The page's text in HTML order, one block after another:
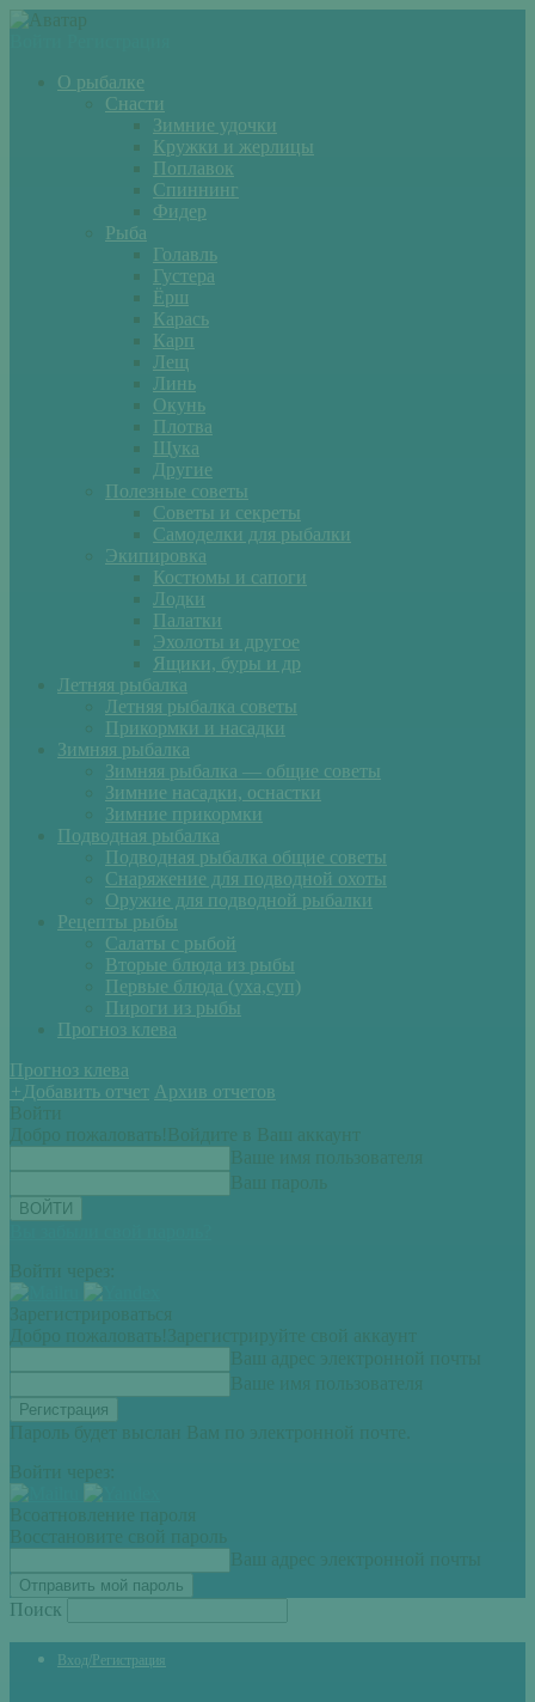
О рыбалке
Снасти
Зимние удочки
Кружки и жерлицы
Поплавок
Спиннинг
Фидер
Рыба
Голавль
Густера
Ёрш
Карась
Карп
Лещ
Линь
Окунь
Плотва
Щука
Другие
Полезные советы
Советы и секреты
Самоделки для рыбалки
Экипировка
Костюмы и сапоги
Лодки
Палатки
Эхолоты и другое
Ящики, буры и др
Летняя рыбалка
Летняя рыбалка советы
Прикормки и насадки
Зимняя рыбалка
Зимняя рыбалка — общие советы
Зимние насадки, оснастки
Зимние прикормки
Подводная рыбалка
Подводная рыбалка общие советы
Снаряжение для подводной охоты
Оружие для подводной рыбалки
Рецепты рыбы
Салаты с рыбой
Вторые блюда из рыбы
Первые блюда (уха,суп)
Пироги из рыбы
Прогноз клева
Прогноз клева
+ Добавить отчет Архив отчетов
Войти
Добро пожаловать! Войдите в Ваш аккаунт
Ваше имя пользователя
Ваш пароль
Войти через:
Зарегистрироваться
Добро пожаловать! Зарегистрируйте свой аккаунт
Ваш адрес электронной почты
Ваше имя пользователя
Пароль будет выслан Вам по электронной почте.
Войти через:
Всоатновление пароля
Восстановите свой пароль
Ваш адрес электронной почты
Поиск
Вход/Регистрация